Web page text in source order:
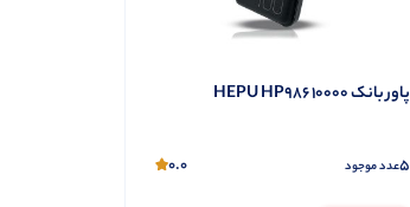
پاور بانک 10000 HEPU HP986
5عدد موجود 0.0